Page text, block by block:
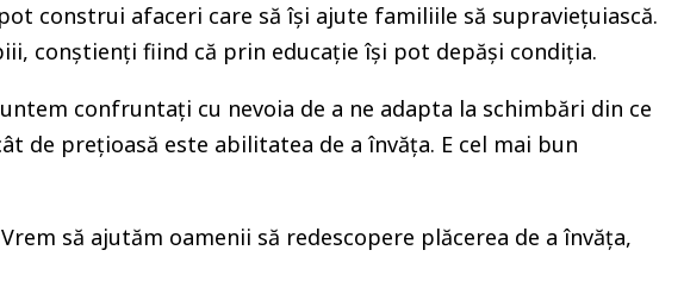
construi afaceri care să își ajute familiile să supraviețuiască.
conștienți fiind că prin educație își pot depăși condiția.
confruntați cu nevoia de a ne adapta la schimbări din ce
de prețioasă este abilitatea de a învăța. E cel mai bun
să ajutăm oamenii să redescopere plăcerea de a învăța,